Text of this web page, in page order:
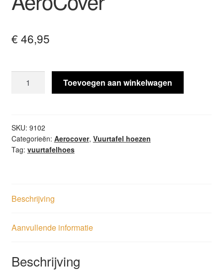
€ 46,95
64x64xH65
Toevoegen aan winkelwagen
SKU: 9102
Categorieën: Aerocover, Vuurtafel hoezen
Tag: vuurtafelhoes
Beschrijving
Aanvullende informatie
Beschrijving